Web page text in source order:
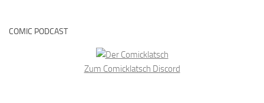
COMIC PODCAST
Zum Comicklatsch Discord